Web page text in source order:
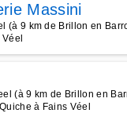
Massini
(à 9 km de Brillon en
(à 9 km de Brillon en
à Fains Véel